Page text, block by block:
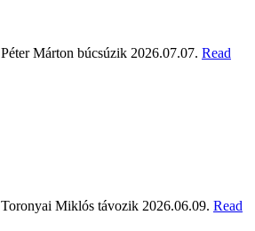
Péter Márton búcsúzik 2026.07.07. Read
Toronyai Miklós távozik 2026.06.09. Read